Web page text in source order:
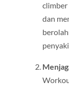
climber
dan